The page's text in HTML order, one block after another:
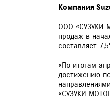
Компания
ООО «СУЗУКИ
продаж в
составляет
«По итогам
достижению
«СУЗУКИ